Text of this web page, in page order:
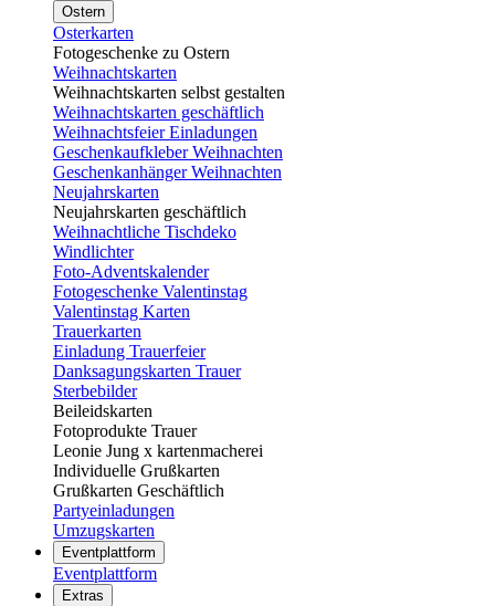
Ostern
Osterkarten
Fotogeschenke zu Ostern
Weihnachtskarten
Weihnachtskarten selbst gestalten
Weihnachtskarten geschäftlich
Weihnachtsfeier Einladungen
Geschenkaufkleber Weihnachten
Geschenkanhänger Weihnachten
Neujahrskarten
Neujahrskarten geschäftlich
Weihnachtliche Tischdeko
Windlichter
Foto-Adventskalender
Fotogeschenke Valentinstag
Valentinstag Karten
Trauerkarten
Einladung Trauerfeier
Danksagungskarten Trauer
Sterbebilder
Beileidskarten
Fotoprodukte Trauer
Leonie Jung x kartenmacherei
Individuelle Grußkarten
Grußkarten Geschäftlich
Partyeinladungen
Umzugskarten
Eventplattform
Eventplattform
Extras